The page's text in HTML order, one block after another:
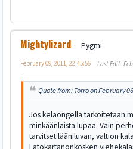
Mightylizard
Pygmi
February 09, 2011, 22:45:56 Last Edit:
Quote from: Torro on February
Jos kelaongella tarkoitetaan
minkäänlaista lupaa. Vain
tarvitset lääniluvan, valtion